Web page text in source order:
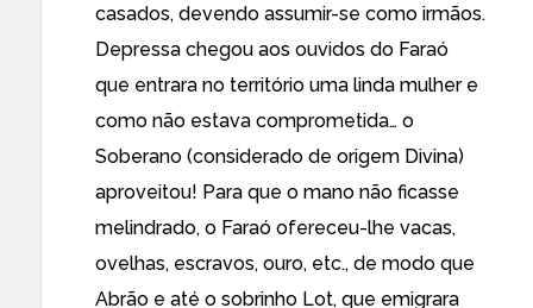
casados, devendo assumir-se como irmãos.
Depressa chegou aos ouvidos do Faraó
que entrara no território uma linda mulher e
como não estava comprometida… o
Soberano (considerado de origem Divina)
aproveitou! Para que o mano não ficasse
melindrado, o Faraó ofereceu-lhe vacas,
ovelhas, escravos, ouro, etc., de modo que
Abrão e até o sobrinho Lot, que emigrara